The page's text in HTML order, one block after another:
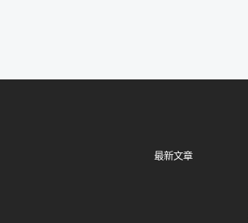
最新文章